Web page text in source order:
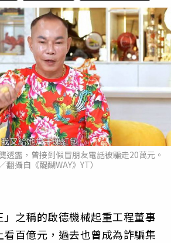
透露，曾接到假冒朋友電話被騙走20萬元。
翻攝自《醍醐WAY》YT）
之稱的啟德機械起重工程董事
百億元，過去也曾成為詐騙集